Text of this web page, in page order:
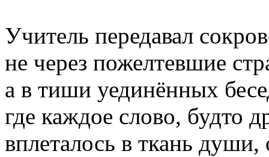
Учитель передавал
не через пожелтевшие
а в тиши уединённых
где каждое слово, будто
вплеталось в ткань души,